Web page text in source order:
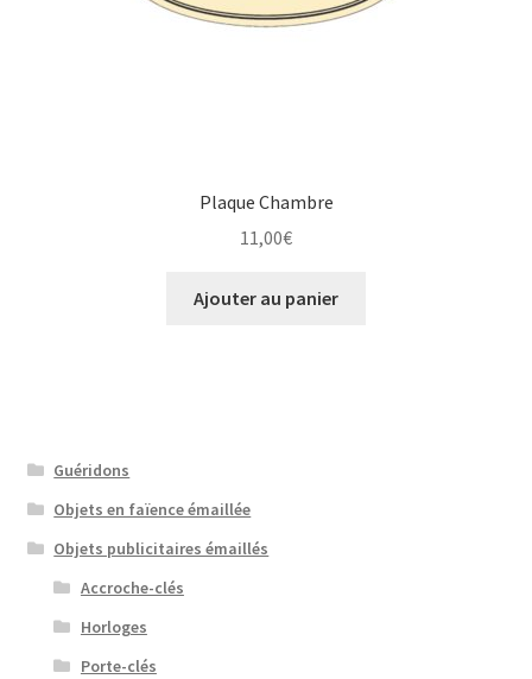
Plaque Chambre
11,00€
Ajouter au panier
Guéridons
Objets en faïence émaillée
Objets publicitaires émaillés
Accroche-clés
Horloges
Porte-clés